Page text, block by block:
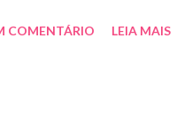
COMENTÁRIO LEIA MAIS